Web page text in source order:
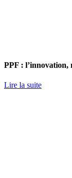
PPF : l’innovation,
Lire la suite